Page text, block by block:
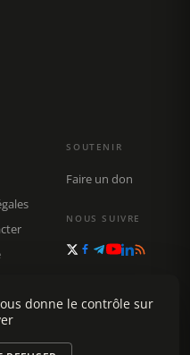
SOUTENIR
Faire un don
NOUS SUIVRE
donne le contrôle sur